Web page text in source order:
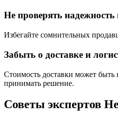
Не проверять надежность
Избегайте сомнительных
Забыть о доставке и
Стоимость доставки может быть
принимать решение.
Советы экспертов